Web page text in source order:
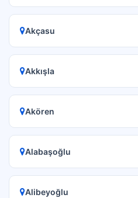
Akçasu
Akkışla
Akören
Alabaşoğlu
Alibeyoğlu